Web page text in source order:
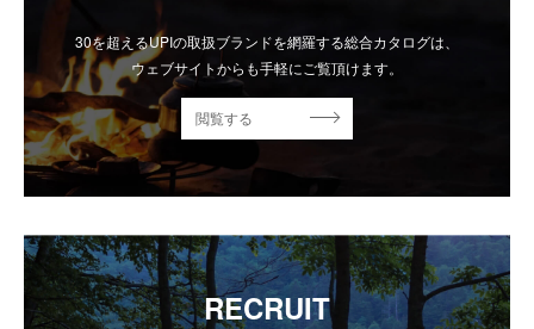
30を超えるUPIの取扱ブランドを網羅する総合カタログは、
ウェブサイトからも手軽にご覧頂けます。
閲覧する
RECRUIT